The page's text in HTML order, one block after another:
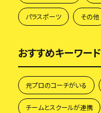
パラスポーツ その他
おすすめキーワード
元プロのコーチがいる
チームとスクールが連携